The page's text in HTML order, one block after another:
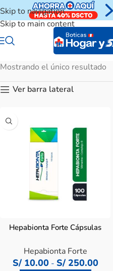
Skip to navigation
Skip to main content
Mostrando el único resultado
Ver barra lateral
Hepabionta Forte Cápsulas
Hepabionta Forte
S/10.00 - S/250.00